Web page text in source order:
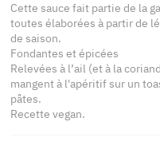
Cette sauce fait partie de la
toutes élaborées à partir de
de saison.
Fondantes et épicées
Relevées à l’ail (et à la
mangent à l'apéritif sur un
pâtes.
Recette vegan.